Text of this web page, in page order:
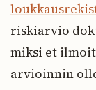
riskiarvio
miksi et
arvioinnin